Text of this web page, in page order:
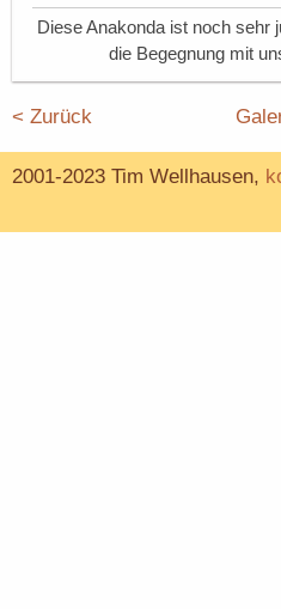
Diese Anakonda ist noch sehr
die Begegnung mit
< Zurück
2001-2023 Tim Wellhausen,